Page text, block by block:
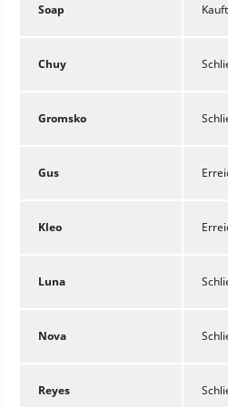
Soap
Chuy
Gromsko
Gus
Kleo
Luna
Nova
Reyes